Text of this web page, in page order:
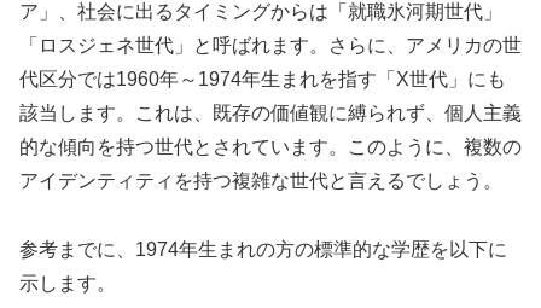
ア」、社会に出るタイミングからは「就職氷河期世代」
「ロスジェネ世代」と呼ばれます。さらに、アメリカの世
代区分では1960年～1974年生まれを指す「X世代」にも
該当します。これは、既存の価値観に縛られず、個人主義
的な傾向を持つ世代とされています。このように、複数の
アイデンティティを持つ複雑な世代と言えるでしょう。
参考までに、1974年生まれの方の標準的な学歴を以下に
示します。